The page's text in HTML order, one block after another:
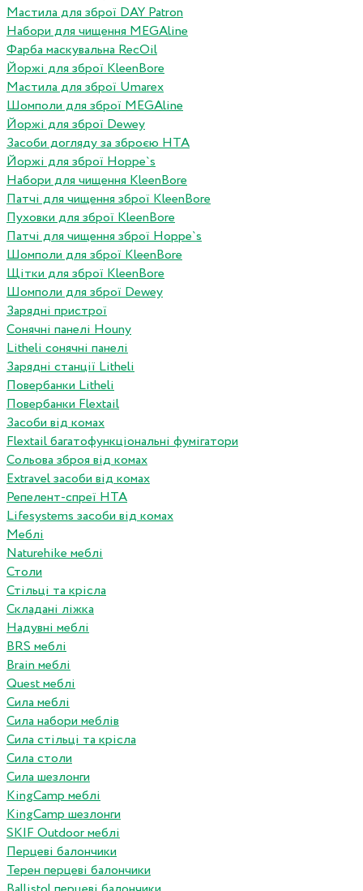
Мастила для зброї DAY Patron
Набори для чищення MEGAline
Фарба маскувальна RecOil
Йоржі для зброї KleenBore
Мастила для зброї Umarex
Шомполи для зброї MEGAline
Йоржі для зброї Dewey
Засоби догляду за зброєю HTA
Йоржі для зброї Hoppe`s
Набори для чищення KleenBore
Патчі для чищення зброї KleenBore
Пуховки для зброї KleenBore
Патчі для чищення зброї Hoppe`s
Шомполи для зброї KleenBore
Щітки для зброї KleenBore
Шомполи для зброї Dewey
Зарядні пристрої
Сонячні панелі Houny
Litheli сонячні панелі
Зарядні станції Litheli
Повербанки Litheli
Повербанки Flextail
Засоби від комах
Flextail багатофункціональні фумігатори
Сольова зброя від комах
Extravel засоби від комах
Репелент-спреї HTA
Lifesystems засоби від комах
Меблі
Naturehike меблі
Столи
Стільці та крісла
Складані ліжка
Надувні меблі
BRS меблі
Brain меблі
Quest меблі
Сила меблі
Сила набори меблів
Сила стільці та крісла
Сила столи
Сила шезлонги
KingCamp меблі
KingCamp шезлонги
SKIF Outdoor меблі
Перцеві балончики
Терен перцеві балончики